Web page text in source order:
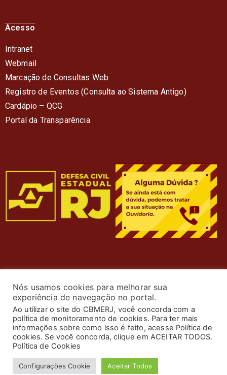
Acesso
Intranet
Webmail
Marcação de Consultas Web
Registro de Eventos (Consulta ao Sistema Antigo)
Cardápio – QCG
Portal da Transparência
© 2024 Corpo de Bombeiros Militar do Estado do Rio de
Janeiro. Todos os Direitos Reservados. Desenvolvimento
porASTI.
Nós usamos cookies para melhorar sua
experiência de navegação no portal.
Ao utilizar o site do CBMERJ, você concorda com a
política de monitoramento de cookies. Para ter mais
informações sobre como isso é feito, acesse Política de
cookies. Se você concorda, clique em ACEITAR TODOS.
Política de Cookies
Configurações Cookie Aceitar Todos